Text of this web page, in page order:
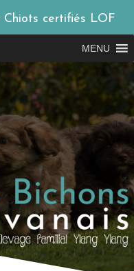
Chiots certifiés LOF
MENU